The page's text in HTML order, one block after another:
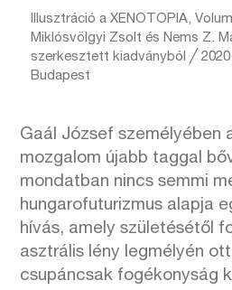
Illusztráció a XENOTOPIA,
Miklósvölgyi Zsolt és Nems Z.
szerkesztett kiadványból ╱
Budapest
Gaál József személyében
mozgalom újabb taggal
mondatban nincs semmi
hungarofuturizmus alapja
hívás, amely születésétől
asztrális lény legmélyén
csupáncsak fogékonyság